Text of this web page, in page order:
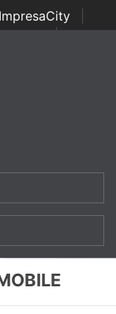
ImpresaCity
| Italian